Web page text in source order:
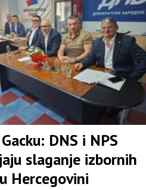
DNS i NPS
slaganje izbornih
Hercegovini